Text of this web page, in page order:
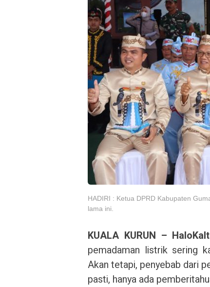
HADIRI : Ketua DPRD Kabupaten
lama ini.
KUALA KURUN –
pemadaman listrik sering
Akan tetapi, penyebab dari
pasti, hanya ada